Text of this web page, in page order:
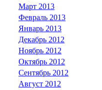
Март 2013
Февраль 2013
Январь 2013
Декабрь 2012
Ноябрь 2012
Октябрь 2012
Сентябрь 2012
Август 2012